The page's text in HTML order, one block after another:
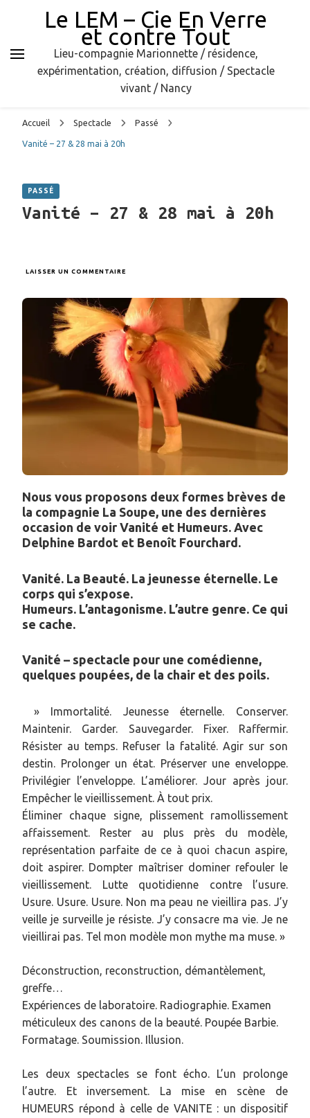
Le LEM – Cie En Verre
et contre Tout
Lieu-compagnie Marionnette / résidence,
expérimentation, création, diffusion / Spectacle
vivant / Nancy
Accueil Spectacle Passé
Vanité – 27 & 28 mai à 20h
PASSÉ
Vanité – 27 & 28 mai à 20h
LAISSER UN COMMENTAIRE
27
&
28
MAI
À
20H
Nous vous proposons deux formes brèves de
la compagnie La Soupe, une des dernières
occasion de voir Vanité et Humeurs. Avec
Delphine Bardot et Benoît Fourchard.
Vanité. La Beauté. La jeunesse éternelle. Le
corps qui s’expose.
Humeurs. L’antagonisme. L’autre genre. Ce qui
se cache.
Vanité – spectacle pour une comédienne,
quelques poupées, de la chair et des poils.
» Immortalité. Jeunesse éternelle. Conserver.
Maintenir. Garder. Sauvegarder. Fixer. Raffermir.
Résister au temps. Refuser la fatalité. Agir sur son
destin. Prolonger un état. Préserver une enveloppe.
Privilégier l’enveloppe. L’améliorer. Jour après jour.
Empêcher le vieillissement. À tout prix.
Éliminer chaque signe, plissement ramollissement
affaissement. Rester au plus près du modèle,
représentation parfaite de ce à quoi chacun aspire,
doit aspirer. Dompter maîtriser dominer refouler le
vieillissement. Lutte quotidienne contre l’usure.
Usure. Usure. Usure. Non ma peau ne vieillira pas. J’y
veille je surveille je résiste. J’y consacre ma vie. Je ne
vieillirai pas. Tel mon modèle mon mythe ma muse. »
Déconstruction, reconstruction, démantèlement,
greffe…
Expériences de laboratoire. Radiographie. Examen
méticuleux des canons de la beauté. Poupée Barbie.
Formatage. Soumission. Illusion.
Les deux spectacles se font écho. L’un prolonge
l’autre. Et inversement. La mise en scène de
HUMEURS répond à celle de VANITE : un dispositif